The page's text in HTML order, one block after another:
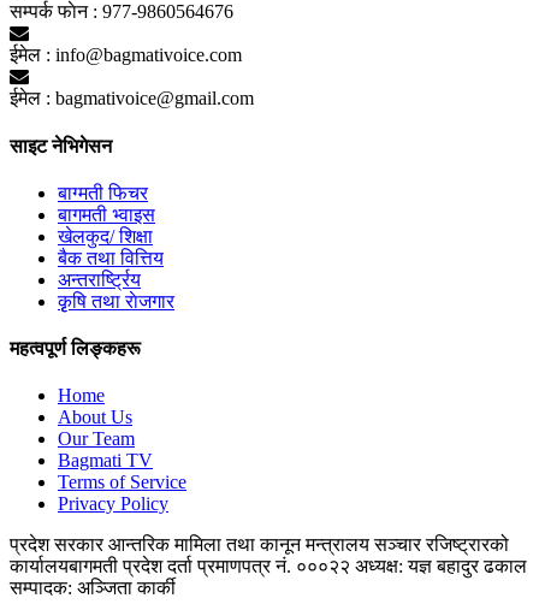
सम्पर्क फाेन : 977-9860564676
ईमेल : info@bagmativoice.com
ईमेल : bagmativoice@gmail.com
साइट नेभिगेसन
बाग्मती फिचर
बागमती भ्वाइस
खेलकुद/ शिक्षा
बैक तथा वित्तिय
अन्तरार्ष्ट्रिय
कृृषि तथा राेजगार
महत्वपूर्ण लिङ्कहरू
Home
About Us
Our Team
Bagmati TV
Terms of Service
Privacy Policy
प्रदेश सरकारआन्तरिक मामिला तथा कानून मन्त्रालयसञ्चार रजिष्ट्रारको
कार्यालयबागमती प्रदेशदर्ता प्रमाणपत्र नं. ०००२२ अध्यक्ष: यज्ञ बहादुर ढकाल
सम्पादक: अञ्जिता कार्की